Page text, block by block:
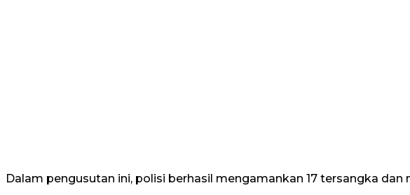
Dalam pengusutan ini, polisi berhasil mengamankan 17 tersangka